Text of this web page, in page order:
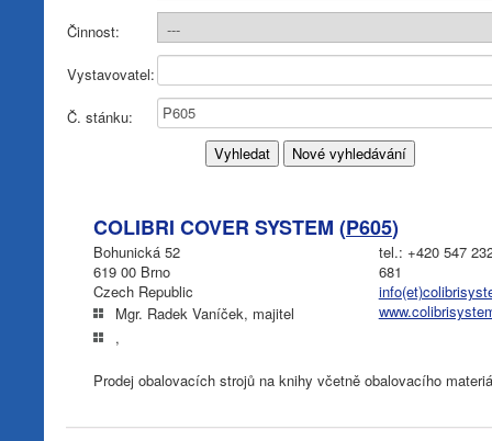
Činnost:
Vystavovatel:
Č. stánku:
COLIBRI COVER SYSTEM (P605)
Bohunická 52
619 00 Brno
Czech Republic
Mgr. Radek Vaníček, majitel
,
tel.: +420 547
681
Prodej obalovacích strojů na knihy včetně obalovacího